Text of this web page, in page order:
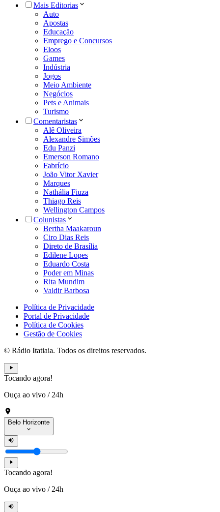
Mais Editorias
Auto
Apostas
Educação
Emprego e Concursos
Eloos
Games
Indústria
Jogos
Meio Ambiente
Negócios
Pets e Animais
Turismo
Comentaristas
Alê Oliveira
Alexandre Simões
Edu Panzi
Emerson Romano
Fabrício
João Vitor Xavier
Marques
Nathália Fiuza
Thiago Reis
Wellington Campos
Colunistas
Bertha Maakaroun
Ciro Dias Reis
Direto de Brasília
Edilene Lopes
Eduardo Costa
Poder em Minas
Rita Mundim
Valdir Barbosa
Política de Privacidade
Portal de Privacidade
Política de Cookies
Gestão de Cookies
© Rádio Itatiaia. Todos os direitos reservados.
Tocando agora!
Ouça ao vivo / 24h
Belo Horizonte
Tocando agora!
Ouça ao vivo / 24h